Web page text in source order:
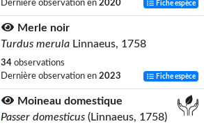
Dernière observation en 2020 Fiche espèce
Merle noir
Turdus merula Linnaeus, 1758
34 observations
Dernière observation en 2023 Fiche espèce
Moineau domestique
Passer domesticus (Linnaeus, 1758)